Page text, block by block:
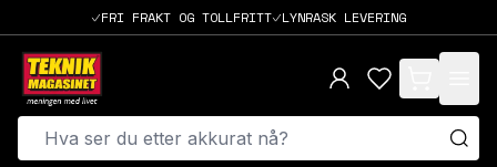
FRI FRAKT OG TOLLFRITT LYNRASK LEVERING
items in cart,